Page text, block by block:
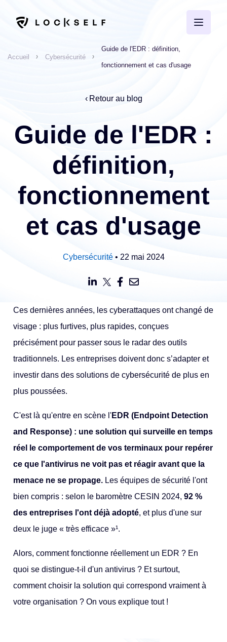
Accueil Cybersécurité
Guide de l'EDR : définition,
fonctionnement et cas d'usage
Retour au blog
Guide de l'EDR :
définition,
fonctionnement
et cas d'usage
Cybersécurité• 22 mai 2024
Ces dernières années, les cyberattaques ont changé de
visage : plus furtives, plus rapides, conçues
précisément pour passer sous le radar des outils
traditionnels. Les entreprises doivent donc s’adapter et
investir dans des solutions de cybersécurité de plus en
plus poussées.
C'est là qu'entre en scène l'EDR (Endpoint Detection
and Response) : une solution qui surveille en temps
réel le comportement de vos terminaux pour repérer
ce que l'antivirus ne voit pas et réagir avant que la
menace ne se propage. Les équipes de sécurité l'ont
bien compris : selon le baromètre CESIN 2024,92 %
des entreprises l'ont déjà adopté, et plus d'une sur
deux le juge « très efficace »¹.
Alors, comment fonctionne réellement un EDR ? En
quoi se distingue-t-il d'un antivirus ? Et surtout,
comment choisir la solution qui correspond vraiment à
votre organisation ? On vous explique tout !